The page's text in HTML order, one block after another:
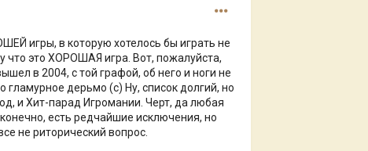
игры, в которую хотелось бы играть не
что это ХОРОШАЯ игра. Вот, пожалуйста,
в 2004, с той графой, об него и ноги не
дерьмо (с) Ну, список долгий, но
и Хит-парад Игромании. Черт, да любая
есть редчайшие исключения, но
не риторический вопрос.